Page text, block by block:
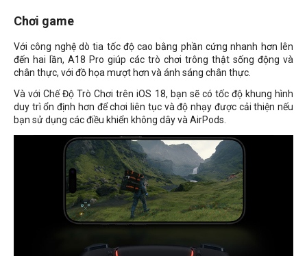
Chơi game
Với công nghệ dò tia tốc độ cao bằng phần cứng nhanh hơn lên
đến hai lần, A18 Pro giúp các trò chơi trông thật sống động và
chân thực, với đồ họa mượt hơn và ánh sáng chân thực.
Và với Chế Độ Trò Chơi trên iOS 18, bạn sẽ có tốc độ khung hình
duy trì ổn định hơn để chơi liên tục và độ nhạy được cải thiện nếu
bạn sử dụng các điều khiển không dây và AirPods.